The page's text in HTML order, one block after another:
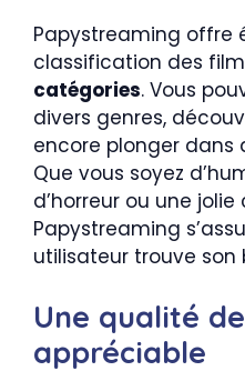
Papystreaming offre
classification des
catégories. Vous
divers genres,
encore plonger dans
Que vous soyez
d’horreur ou une
Papystreaming
utilisateur trouve son
Une qualité
appréciable